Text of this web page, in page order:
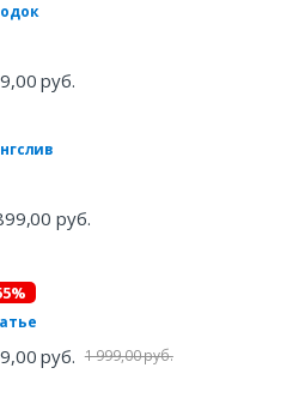
руб.
руб.
руб. 1 999,00 руб.